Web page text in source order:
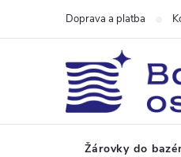
Doprava a platba
Žárovky do